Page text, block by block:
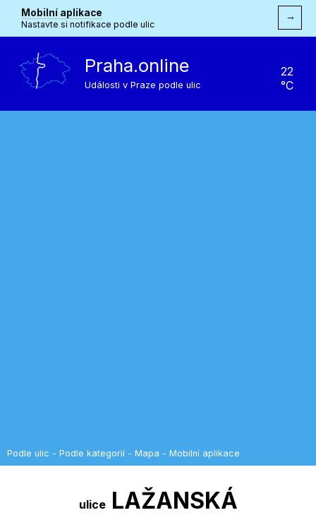
Mobilní aplikace
Nastavte si notifikace podle ulic
→
Praha.online
Události v Praze podle ulic
22
°C
Podle ulic - Podle kategorií - Mapa - Mobilní aplikace
uliceLAŽANSKÁ